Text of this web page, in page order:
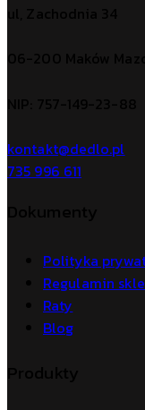
kontakt@dedlo.pl
735 996 611
Polityka
Regulamin
Raty
Blog